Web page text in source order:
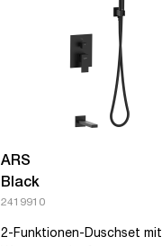
ARS
Black
2419910
2-Funktionen-Duschset mit